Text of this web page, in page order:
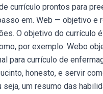
currículo prontos para
em. Web — objetivo e
O objetivo do currículo
por exemplo: Webo
para currículo de
honesto, e servir
seja, um resumo das